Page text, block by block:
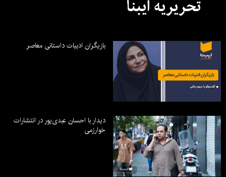
تحریریه ایبنا
بازیگران ادبیات داستانی معاصر
دیدار با احسان عبدی‌پور در انتشارات
خوارزمی